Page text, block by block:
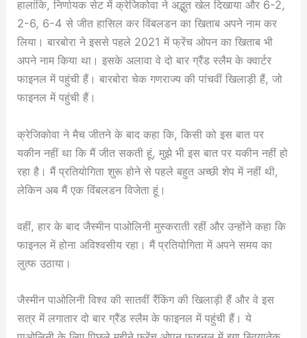
हालांकि, निर्णायक सेट में क्रेजिकोवा ने अद्भुत खेल दिखाया और 6-2,
2-6, 6-4 से जीत हासिल कर विंबलडन का खिताब अपने नाम कर
लिया। बारबोरा ने इससे पहले 2021 में फ्रेंच ओपन का खिताब भी
अपने नाम किया था। इसके अलावा वे दो बार ग्रैंड स्लैम के क्वार्टर
फाइनल में पहुंची हैं। बारबोरा चेक गणराज्य की पांचवीं खिलाड़ी हैं, जो
फाइनल में पहुंची हैं।
क्रेजिकोवा ने मैच जीतने के बाद कहा कि, किसी को इस बात पर
यकीन नहीं था कि मैं जीत सकती हूं, मुझे भी इस बात पर यकीन नहीं हो
रहा है। मैं प्रतियोगिता शुरू होने से पहले बहुत अच्छी शेप में नहीं थी,
लेकिन अब मैं एक विंबलडन विजेता हूं।
वहीं, हार के बाद जैस्मीन पाओलिनी मुस्कराती रहीं और उन्होंने कहा कि
फाइनल में होना अविश्वसीय रहा। मैं प्रतियोगिता में अपने समय का
लुत्फ उठाया।
जैस्मीन पाओलिनी विश्व की सातवीं रैंकिंग की खिलाड़ी हैं और वे इस
सत्र में लगातार दो बार ग्रैंड स्लैम के फाइनल में पहुंची हैं। ये